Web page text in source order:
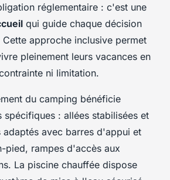
réglementaire : c'est une
qui guide chaque décision
approche inclusive permet
pleinement leurs vacances en
ni limitation.
du camping bénéficie
spécifiques : allées stabilisées et
adaptés avec barres d'appui et
pied, rampes d'accès aux
La piscine chauffée dispose